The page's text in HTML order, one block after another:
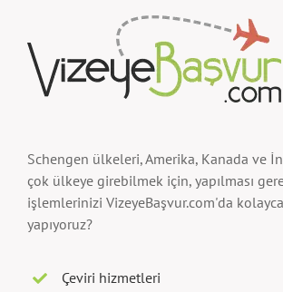
Schengen ülkeleri, Amerika, Kanada ve
çok ülkeye girebilmek için, yapılması
işlemlerinizi VizeyeBaşvur.com'da
yapıyoruz?
Çeviri hizmetleri